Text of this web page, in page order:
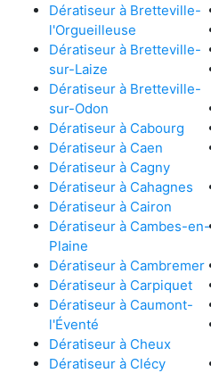
Dératiseur à Bretteville-
l'Orgueilleuse
Dératiseur à Bretteville-
sur-Laize
Dératiseur à Bretteville-
sur-Odon
Dératiseur à Cabourg
Dératiseur à Caen
Dératiseur à Cagny
Dératiseur à Cahagnes
Dératiseur à Cairon
Dératiseur à Cambes-en-
Plaine
Dératiseur à Cambremer
Dératiseur à Carpiquet
Dératiseur à Caumont-
l'Éventé
Dératiseur à Cheux
Dératiseur à Clécy